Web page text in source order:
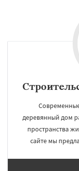
деревянный дом
пространства
сайте мы